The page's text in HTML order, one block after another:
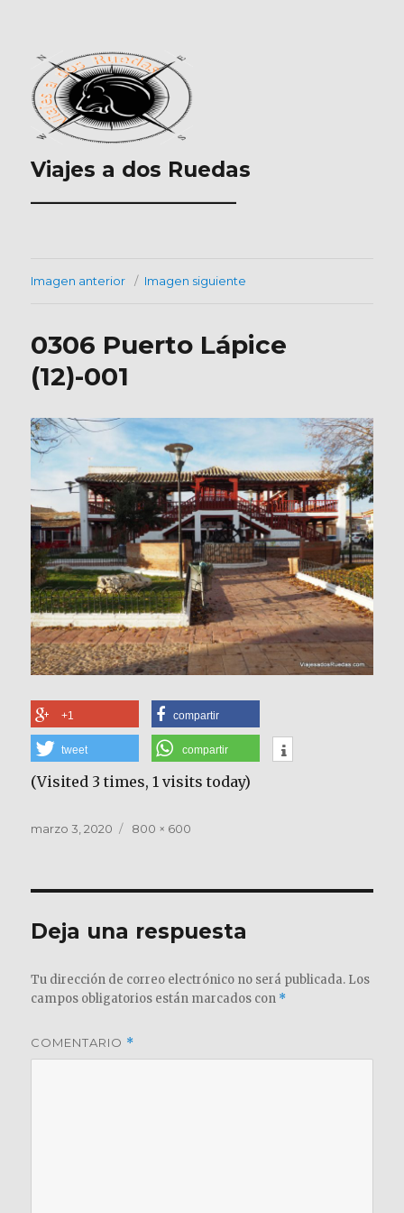
Viajes a dos Ruedas
___________________
Imagen anterior Imagen siguiente
0306 Puerto Lápice
(12)-001
+1 compartir
tweet compartir
(Visited 3 times, 1 visits today)
Publicado
marzo 3, 2020
Tamaño
800 × 600
Deja una respuesta
Tu dirección de correo electrónico no será publicada. Los
campos obligatorios están marcados con *
COMENTARIO *